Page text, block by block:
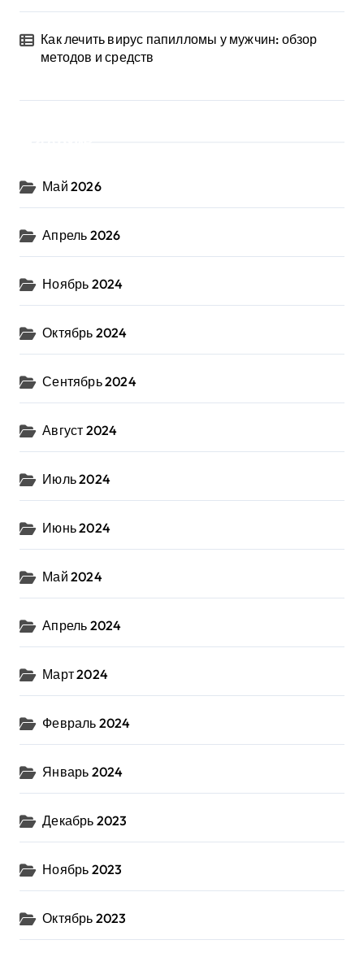
Как лечить вирус папилломы у мужчин: обзор
методов и средств
Май 2026
Апрель 2026
Ноябрь 2024
Октябрь 2024
Сентябрь 2024
Август 2024
Июль 2024
Июнь 2024
Май 2024
Апрель 2024
Март 2024
Февраль 2024
Январь 2024
Декабрь 2023
Ноябрь 2023
Октябрь 2023